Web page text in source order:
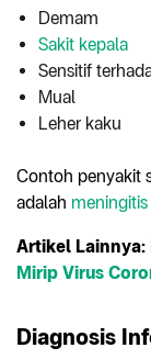
Demam
Sakit kepala
Sensitif
Mual
Leher kaku
Contoh penyakit
adalah
Artikel Lainnya:
Mirip Virus
Diagnosis